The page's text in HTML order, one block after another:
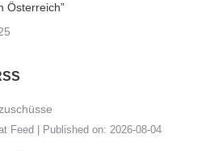
Österreich”
Feed Published on: 2026-08-04